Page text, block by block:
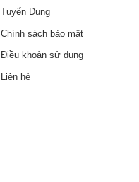
Tuyển Dụng
Chính sách bảo mật
Điều khoản sử dụng
Liên hệ